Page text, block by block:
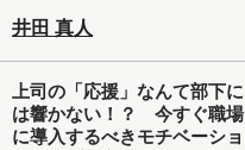
井田 真人
上司の「応援」なんて部下に
は響かない！？ 今すぐ職場
に導入するべきモチベーショ